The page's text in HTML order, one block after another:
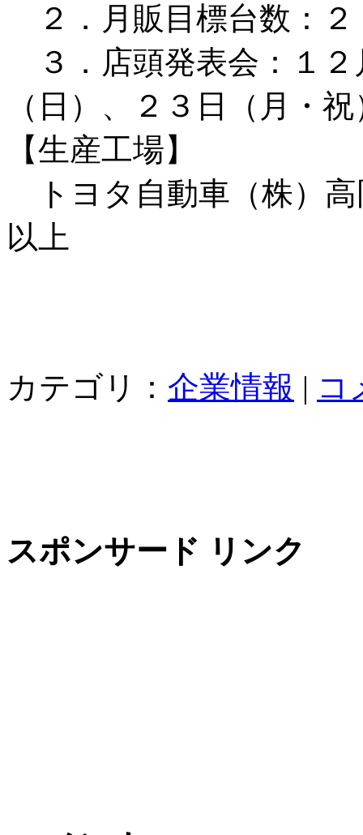
２．月販目標台数：２
３．店頭発表会：１２
（日）、２３日（月・祝
【生産工場】
トヨタ自動車（株）高
以上
カテゴリ： 企業情報 | コ
スポンサード リンク